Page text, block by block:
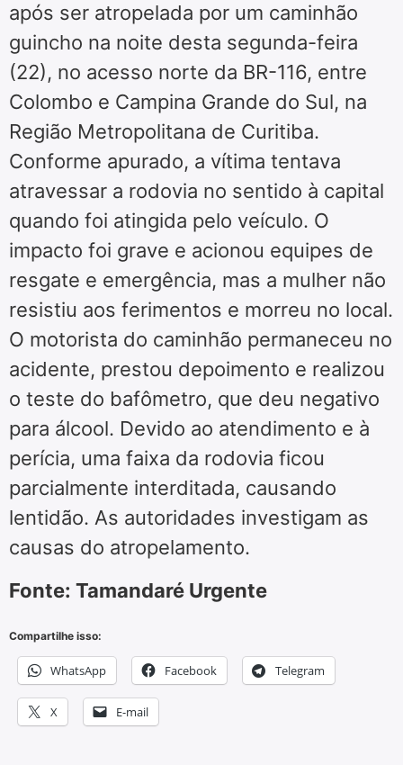
após ser atropelada por um caminhão
guincho na noite desta segunda-feira
(22), no acesso norte da BR-116, entre
Colombo e Campina Grande do Sul, na
Região Metropolitana de Curitiba.
Conforme apurado, a vítima tentava
atravessar a rodovia no sentido à capital
quando foi atingida pelo veículo. O
impacto foi grave e acionou equipes de
resgate e emergência, mas a mulher não
resistiu aos ferimentos e morreu no local.
O motorista do caminhão permaneceu no
acidente, prestou depoimento e realizou
o teste do bafômetro, que deu negativo
para álcool. Devido ao atendimento e à
perícia, uma faixa da rodovia ficou
parcialmente interditada, causando
lentidão. As autoridades investigam as
causas do atropelamento.
Fonte: Tamandaré Urgente
Compartilhe isso:
WhatsApp Facebook Telegram
X E-mail